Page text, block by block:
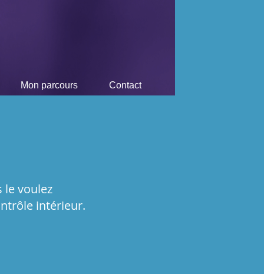
Mon parcours Contact
le voulez
intérieur.